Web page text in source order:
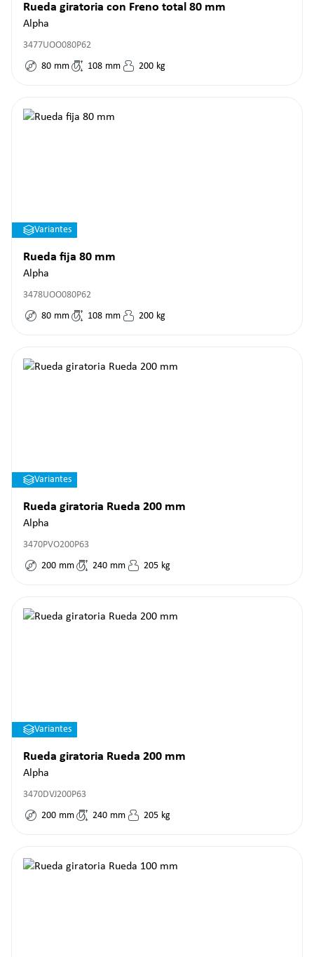
Rueda giratoria con Freno total 80 mm
Alpha
3477UOO080P62
80 mm 108 mm 200 kg
Variantes
Rueda fija 80 mm
Alpha
3478UOO080P62
80 mm 108 mm 200 kg
Variantes
Rueda giratoria Rueda 200 mm
Alpha
3470PVO200P63
200 mm 240 mm 205 kg
Variantes
Rueda giratoria Rueda 200 mm
Alpha
3470DVJ200P63
200 mm 240 mm 205 kg